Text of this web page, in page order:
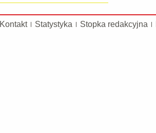
Kontakt Statystyka Stopka redakcyjna